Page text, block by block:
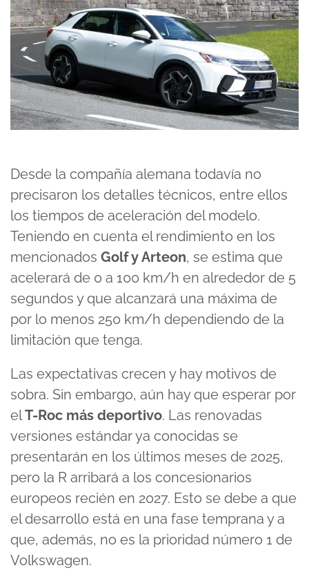
Desde la compañía alemana todavía no
precisaron los detalles técnicos, entre ellos
los tiempos de aceleración del modelo.
Teniendo en cuenta el rendimiento en los
mencionados Golf y Arteon, se estima que
acelerará de 0 a 100 km/h en alrededor de 5
segundos y que alcanzará una máxima de
por lo menos 250 km/h dependiendo de la
limitación que tenga.
Las expectativas crecen y hay motivos de
sobra. Sin embargo, aún hay que esperar por
elT-Roc más deportivo. Las renovadas
versiones estándar ya conocidas se
presentarán en los últimos meses de 2025,
pero la R arribará a los concesionarios
europeos recién en 2027. Esto se debe a que
el desarrollo está en una fase temprana y a
que, además, no es la prioridad número 1 de
Volkswagen.